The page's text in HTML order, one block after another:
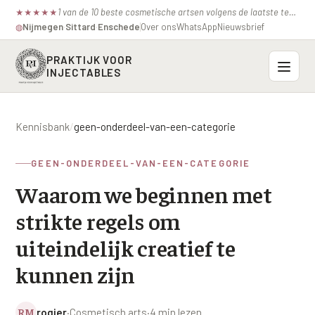
★ ★ ★ ★ ★ 1 van de 10 beste cosmetische artsen volgens de laatste test van de consumentenbond.
◍Nijmegen·Sittard·EnschedeOver onsWhatsAppNieuwsbrief
PRAKTIJK VOOR
INJECTABLES
Voorhoofdsrimpels
Fronsrimpel
Wenkbrauwen
Kraaienpootjes
Botox / anti-rimpel
Azzalure
Profielen
VEROUDERING
Hangende Huid Profiel
Extreme Huidverslapping Profiel
Prijzen
Contact
Kennisbank/geen-onderdeel-van-een-categorie
GEEN-ONDERDEEL-VAN-EEN-CATEGORIE
Waarom we beginnen met
strikte regels om
uiteindelijk creatief te
kunnen zijn
RM rogier·Cosmetisch arts·4 min lezen